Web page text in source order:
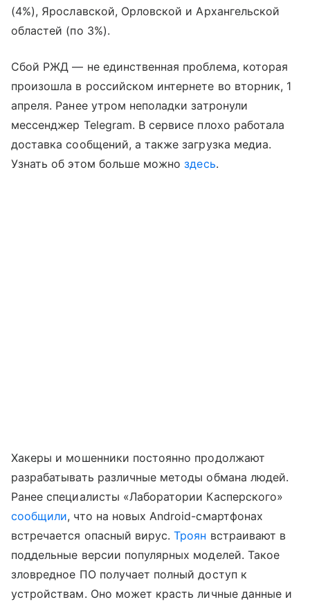
(4%), Ярославской, Орловской и Архангельской
областей (по 3%).
Сбой РЖД — не единственная проблема, которая
произошла в российском интернете во вторник, 1
апреля. Ранее утром неполадки затронули
мессенджер Telegram. В сервисе плохо работала
доставка сообщений, а также загрузка медиа.
Узнать об этом больше можноздесь.
Хакеры и мошенники постоянно продолжают
разрабатывать различные методы обмана людей.
Ранее специалисты «Лаборатории Касперского»
сообщили, что на новых Android-смартфонах
встречается опасный вирус.Троян встраивают в
поддельные версии популярных моделей. Такое
зловредное ПО получает полный доступ к
устройствам. Оно может красть личные данные и